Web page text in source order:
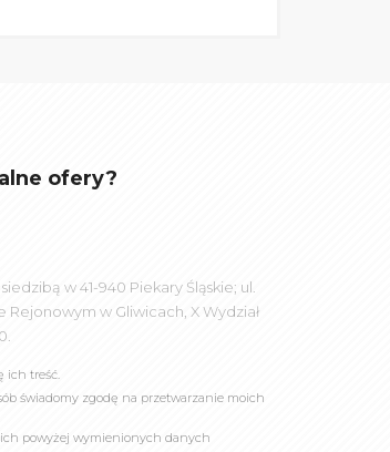
ofery?
w 41-940 Piekary Śląskie; ul.
Rejonowym w Gliwicach, X Wydział
ich treść.
świadomy zgodę na przetwarzanie moich
powyżej wymienionych danych